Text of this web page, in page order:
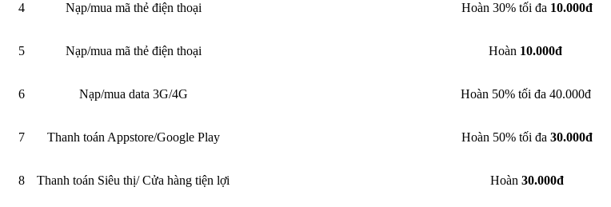
4 Nạp/mua mã thẻ điện thoại Hoàn 30% tối đa 10.000đ
5 Nạp/mua mã thẻ điện thoại Hoàn 10.000đ
6 Nạp/mua data 3G/4G Hoàn 50% tối đa 40.000đ
7 Thanh toán Appstore/Google Play Hoàn 50% tối đa 30.000đ
8 Thanh toán Siêu thị/ Cửa hàng tiện lợi Hoàn 30.000đ